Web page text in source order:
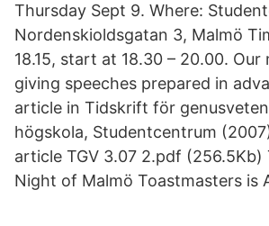
Thursday Sept 9. Where:
Nordenskioldsgatan 3, Malmö
18.15, start at 18.30 – 20.00. Our
giving speeches prepared in
article in Tidskrift för
högskola, Studentcentrum
article TGV 3.07 2.pdf (256.5Kb)
Night of Malmö Toastmasters is